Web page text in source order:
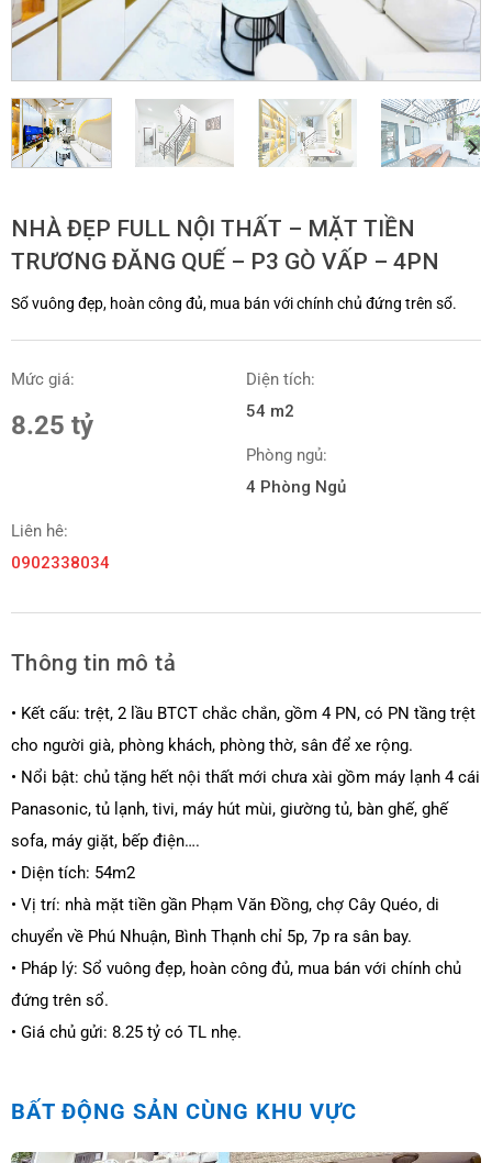
NHÀ ĐẸP FULL NỘI THẤT – MẶT TIỀN
TRƯƠNG ĐĂNG QUẾ – P3 GÒ VẤP – 4PN
Sổ vuông đẹp, hoàn công đủ, mua bán với chính chủ đứng trên sổ.
Mức giá:
8.25 tỷ
Diện tích:
54 m2
Phòng ngủ:
4 Phòng Ngủ
Liên hê:
0902338034
Thông tin mô tả
• Kết cấu: trệt, 2 lầu BTCT chắc chắn, gồm 4 PN, có PN tầng trệt
cho người già, phòng khách, phòng thờ, sân để xe rộng.
• Nổi bật: chủ tặng hết nội thất mới chưa xài gồm máy lạnh 4 cái
Panasonic, tủ lạnh, tivi, máy hút mùi, giường tủ, bàn ghế, ghế
sofa, máy giặt, bếp điện….
• Diện tích: 54m2
• Vị trí: nhà mặt tiền gần Phạm Văn Đồng, chợ Cây Quéo, di
chuyển về Phú Nhuận, Bình Thạnh chỉ 5p, 7p ra sân bay.
• Pháp lý: Sổ vuông đẹp, hoàn công đủ, mua bán với chính chủ
đứng trên sổ.
• Giá chủ gửi: 8.25 tỷ có TL nhẹ.
BẤT ĐỘNG SẢN CÙNG KHU VỰC